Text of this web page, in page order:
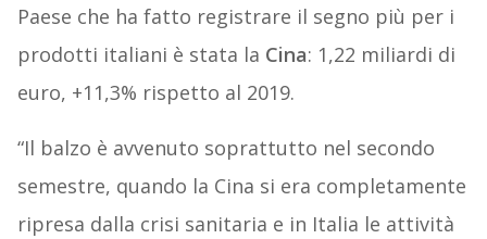
Paese che ha fatto registrare il segno più per i
prodotti italiani è stata la Cina: 1,22 miliardi di
euro, +11,3% rispetto al 2019.
“Il balzo è avvenuto soprattutto nel secondo
semestre, quando la Cina si era completamente
ripresa dalla crisi sanitaria e in Italia le attività